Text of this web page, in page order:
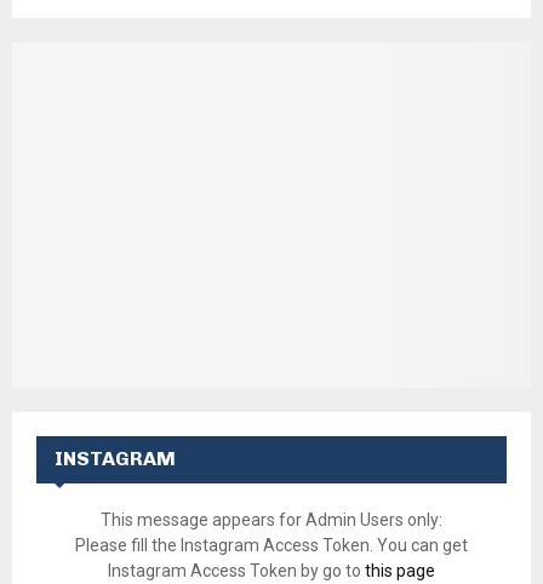
INSTAGRAM
This message appears for Admin Users only:
Please fill the Instagram Access Token. You can get
Instagram Access Token by go to this page